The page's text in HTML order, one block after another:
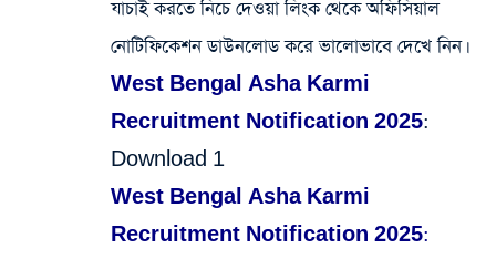
যাচাই করতে নিচে দেওয়া লিংক থেকে অফিসিয়াল
নোটিফিকেশন ডাউনলোড করে ভালোভাবে দেখে নিন।
West Bengal Asha Karmi
Recruitment Notification 2025:
Download 1
West Bengal Asha Karmi
Recruitment Notification 2025: